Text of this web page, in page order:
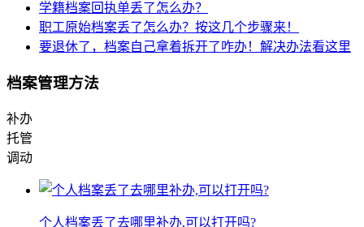
学籍档案回执单丢了怎么办？
职工原始档案丢了怎么办？按这几个步骤来！
要退休了，档案自己拿着拆开了咋办！解决办法看这里
档案管理方法
补办
托管
调动
个人档案丢了去哪里补办,可以打开吗?